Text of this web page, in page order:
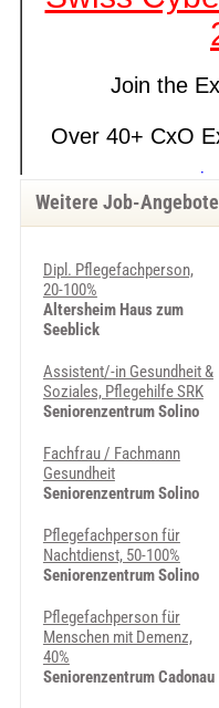
Weitere Job-Angebote
Dipl. Pflegefachperson,
20-100%
Altersheim Haus zum
Seeblick
Assistent/-in Gesundheit &
Soziales, Pflegehilfe SRK
Seniorenzentrum Solino
Fachfrau / Fachmann
Gesundheit
Seniorenzentrum Solino
Pflegefachperson für
Nachtdienst, 50-100%
Seniorenzentrum Solino
Pflegefachperson für
Menschen mit Demenz,
40%
Seniorenzentrum Cadonau